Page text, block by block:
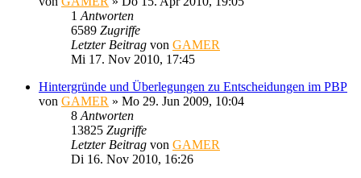
1 Antworten
6589 Zugriffe
Letzter Beitrag von GAMER
Mi 17. Nov 2010, 17:45
Hintergründe und Überlegungen zu Entscheidungen im PBP
von GAMER » Mo 29. Jun 2009, 10:04
8 Antworten
13825 Zugriffe
Letzter Beitrag von GAMER
Di 16. Nov 2010, 16:26